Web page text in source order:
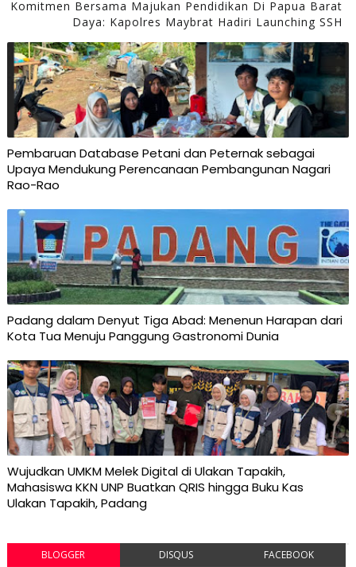
Komitmen Bersama Majukan Pendidikan Di Papua Barat
Daya: Kapolres Maybrat Hadiri Launching SSH
Pembaruan Database Petani dan Peternak sebagai
Upaya Mendukung Perencanaan Pembangunan Nagari
Rao-Rao
Padang dalam Denyut Tiga Abad: Menenun Harapan dari
Kota Tua Menuju Panggung Gastronomi Dunia
Wujudkan UMKM Melek Digital di Ulakan Tapakih,
Mahasiswa KKN UNP Buatkan QRIS hingga Buku Kas
Ulakan Tapakih, Padang
BLOGGER DISQUS FACEBOOK